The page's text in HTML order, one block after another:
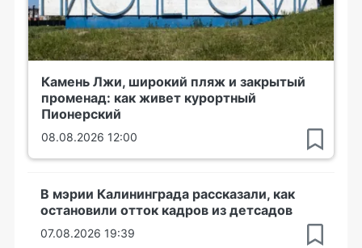
Камень Лжи, широкий пляж и закрытый
променад: как живет курортный
Пионерский
08.08.2026 12:00
В мэрии Калининграда рассказали, как
остановили отток кадров из детсадов
07.08.2026 19:39